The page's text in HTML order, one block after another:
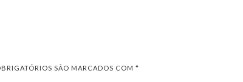
SÃO MARCADOS COM *